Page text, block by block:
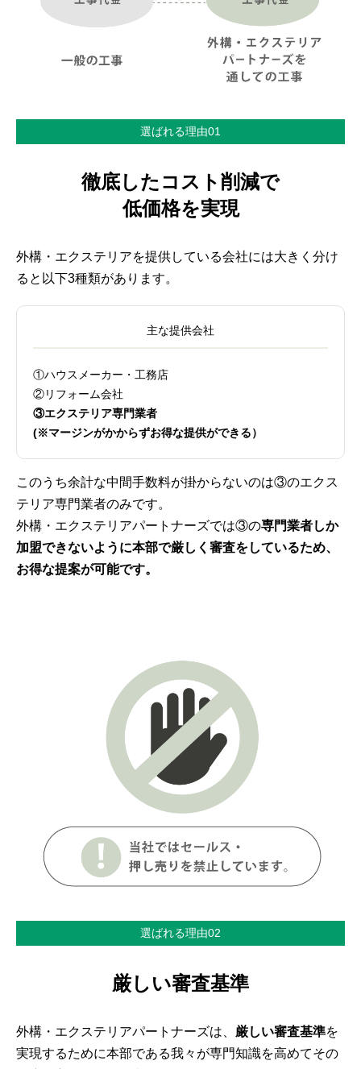
選ばれる理由01
徹底したコスト削減で
低価格を実現
外構・エクステリアを提供している会社には大きく分け
ると以下3種類があります。
主な提供会社
①ハウスメーカー・工務店
②リフォーム会社
③エクステリア専門業者
(※マージンがかからずお得な提供ができる）
このうち余計な中間手数料が掛からないのは③のエクス
テリア専門業者のみです。
外構・エクステリアパートナーズでは③の専門業者しか
加盟できないように本部で厳しく審査をしているため、
お得な提案が可能です。
選ばれる理由02
厳しい審査基準
外構・エクステリアパートナーズは、 厳しい審査基準を
実現するために本部である我々が専門知識を高めてその